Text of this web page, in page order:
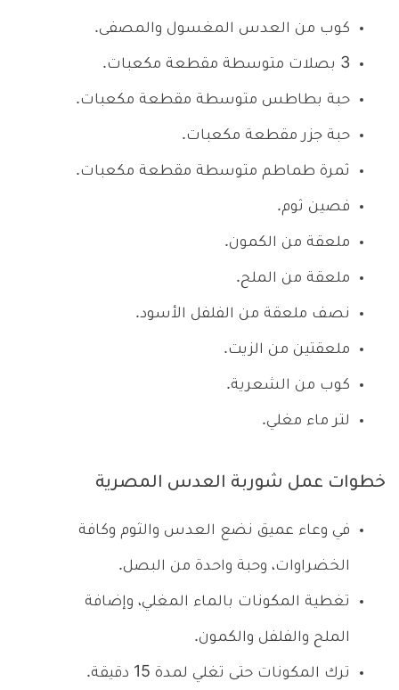
كوب من العدس المغسول والمصفى.
3 بصلات متوسطة مقطعة مكعبات.
حبة بطاطس متوسطة مقطعة مكعبات.
حبة جزر مقطعة مكعبات.
ثمرة طماطم متوسطة مقطعة مكعبات.
فصين ثوم.
ملعقة من الكمون.
ملعقة من الملح.
نصف ملعقة من الفلفل الأسود.
ملعقتين من الزيت.
كوب من الشعرية.
لتر ماء مغلي.
خطوات عمل شوربة العدس المصرية
في وعاء عميق نضع العدس والثوم وكافة
الخضراوات، وحبة واحدة من البصل.
تغطية المكونات بالماء المغلي، وإضافة
الملح والفلفل والكمون.
ترك المكونات حتى تغلي لمدة 15 دقيقة.